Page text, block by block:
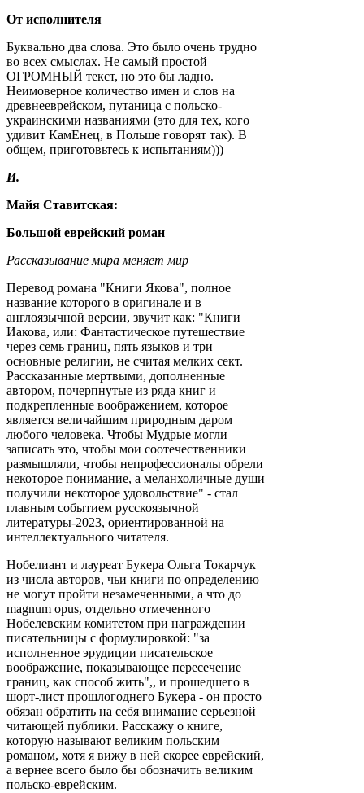
От исполнителя
Буквально два слова. Это было очень трудно
во всех смыслах. Не самый простой
ОГРОМНЫЙ текст, но это бы ладно.
Неимоверное количество имен и слов на
древнееврейском, путаница с польско-
украинскими названиями (это для тех, кого
удивит КамЕнец, в Польше говорят так). В
общем, приготовьтесь к испытаниям)))
И.
Майя Ставитская:
Большой еврейский роман
Рассказывание мира меняет мир
Перевод романа "Книги Якова", полное
название которого в оригинале и в
англоязычной версии, звучит как: "Книги
Иакова, или: Фантастическое путешествие
через семь границ, пять языков и три
основные религии, не считая мелких сект.
Рассказанные мертвыми, дополненные
автором, почерпнутые из ряда книг и
подкрепленные воображением, которое
является величайшим природным даром
любого человека. Чтобы Мудрые могли
записать это, чтобы мои соотечественники
размышляли, чтобы непрофессионалы обрели
некоторое понимание, а меланхоличные души
получили некоторое удовольствие" - стал
главным событием русскоязычной
литературы-2023, ориентированной на
интеллектуального читателя.
Нобелиант и лауреат Букера Ольга Токарчук
из числа авторов, чьи книги по определению
не могут пройти незамеченными, а что до
magnum opus, отдельно отмеченного
Нобелевским комитетом при награждении
писательницы с формулировкой: "за
исполненное эрудиции писательское
воображение, показывающее пересечение
границ, как способ жить",, и прошедшего в
шорт-лист прошлогоднего Букера - он просто
обязан обратить на себя внимание серьезной
читающей публики. Расскажу о книге,
которую называют великим польским
романом, хотя я вижу в ней скорее еврейский,
а вернее всего было бы обозначить великим
польско-еврейским.